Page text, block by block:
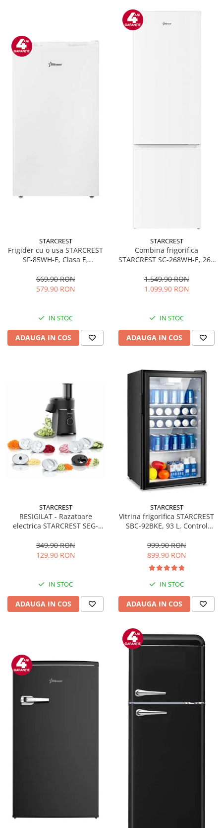
Iluminat & electrice
Prelungitoare
Sport & Activitati in aer liber
Uscatoare de par
Obiecte sanitare
Alte obiecte sanitare
STARCREST
Frigider cu o usa STARCREST
SF-85WH-E, Clasa E,
interioara, Compartiment
gheata, H 82 cm, Alb
669,90 RON
579,90 RON
IN STOC
ADAUGA IN COS
STARCREST
Combina frigorifica
STARCREST SC-268WH-E, 268
Termostat reglabil, Iluminare
LED, Picioare ajustabile, Usi
1.549,90 RON
1.099,90 RON
IN STOC
ADAUGA IN COS
STARCREST
RESIGILAT - Razatoare
electrica STARCREST SEG-
taiere, Negru
349,90 RON
129,90 RON
IN STOC
ADAUGA IN COS
STARCREST
Vitrina frigorifica STARCREST
SBC-92BKE, 93 L, Control
83.2 cm, Negru
999,90 RON
899,90 RON
IN STOC
ADAUGA IN COS